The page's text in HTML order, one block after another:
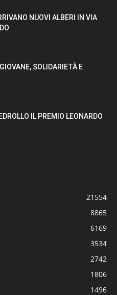
NUOVI ALBERI IN VIA
SOLIDARIETÀ E
IL PREMIO LEONARDO
21554
8865
6169
3534
2742
1806
1496